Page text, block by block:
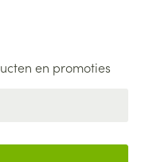
en promoties